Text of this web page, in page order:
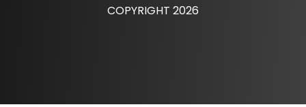
COPYRIGHT 2026